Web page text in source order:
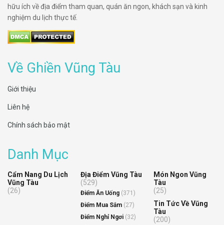
hữu ích về địa điểm tham quan, quán ăn ngon, khách sạn và kinh
nghiệm du lịch thực tế.
Về Ghiền Vũng Tàu
Giới thiệu
Liên hệ
Chính sách bảo mật
Danh Mục
Cẩm Nang Du Lịch
Vũng Tàu
(26)
Địa Điểm Vũng Tàu
(529)
Điểm Ăn Uống (371)
Điểm Mua Sắm (27)
Điểm Nghỉ Ngơi (32)
Món Ngon Vũng
Tàu
(25)
Tin Tức Về Vũng
Tàu
(200)